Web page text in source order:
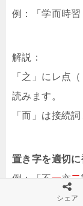
例：「学而時習
解説：
「之」にレ点
読みます。
「而」は接続
置き字を適切に
例：「不一亦⼆
シェア